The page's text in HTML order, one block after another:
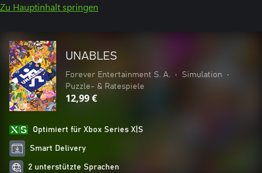
Zu Hauptinhalt springen
UNABLES
Forever Entertainment S. A. • Simulation
•
Puzzle- & Ratespiele
12,99 €
Optimiert für Xbox Series X|S
Smart Delivery
2 unterstützte Sprachen